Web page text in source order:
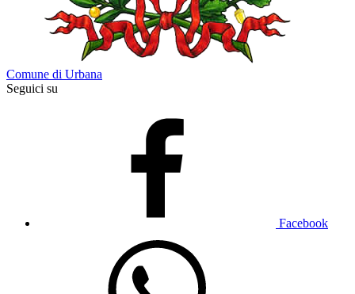
Comune di Urbana
Seguici su
Facebook